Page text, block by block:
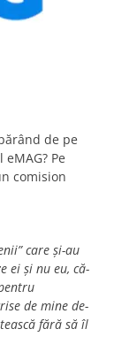
de pe
Pe
comision
care și-au
ei și nu eu, că-
de mine de-
fără să îl